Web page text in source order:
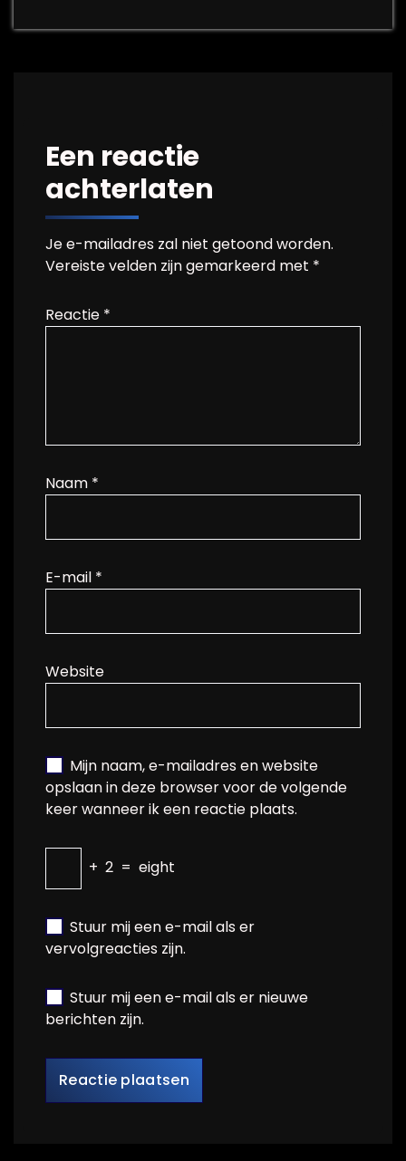
Een reactie
achterlaten
Je e-mailadres zal niet getoond worden.
Vereiste velden zijn gemarkeerd met *
Reactie *
Naam *
E-mail *
Website
Mijn naam, e-mailadres en website
opslaan in deze browser voor de volgende
keer wanneer ik een reactie plaats.
+ 2 = eight
Stuur mij een e-mail als er
vervolgreacties zijn.
Stuur mij een e-mail als er nieuwe
berichten zijn.